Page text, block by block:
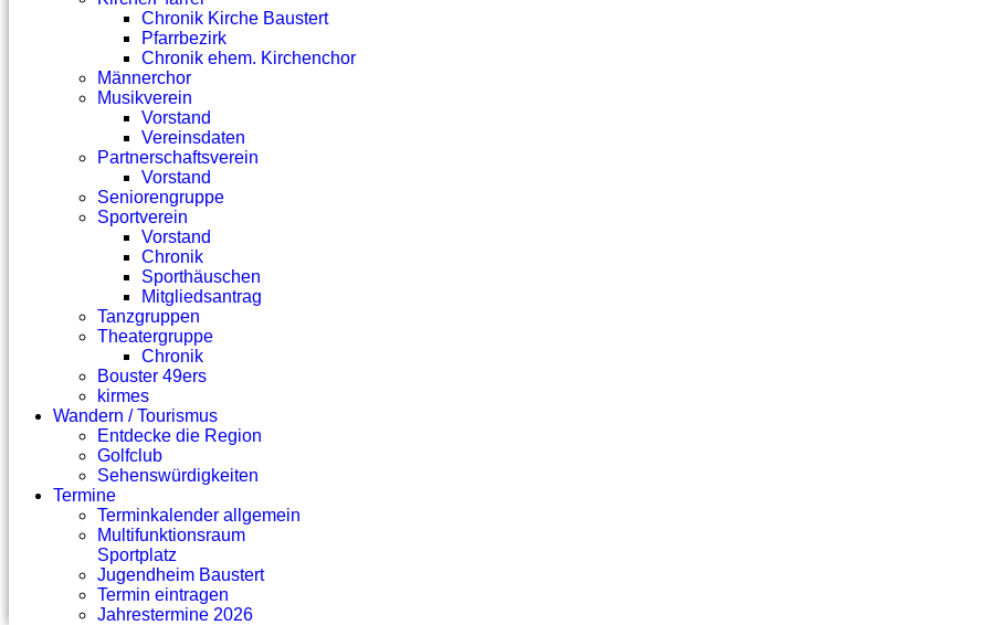
Chronik Kirche Baustert
Pfarrbezirk
Chronik ehem. Kirchenchor
Männerchor
Musikverein
Vorstand
Vereinsdaten
Partnerschaftsverein
Vorstand
Seniorengruppe
Sportverein
Vorstand
Chronik
Sporthäuschen
Mitgliedsantrag
Tanzgruppen
Theatergruppe
Chronik
Bouster 49ers
kirmes
Wandern / Tourismus
Entdecke die Region
Golfclub
Sehenswürdigkeiten
Termine
Terminkalender allgemein
Multifunktionsraum
Sportplatz
Jugendheim Baustert
Termin eintragen
Jahrestermine 2026